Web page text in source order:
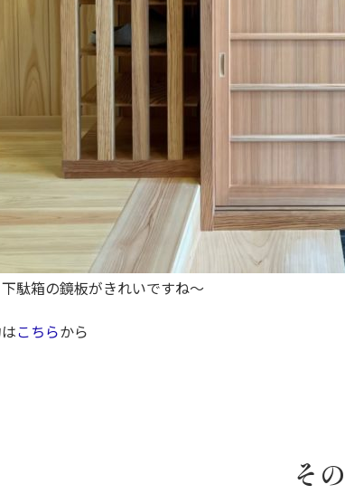
箱の鏡板がきれいですね～
こちらから
そ